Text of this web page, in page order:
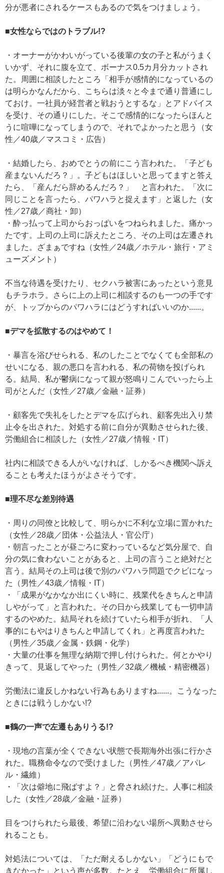
分が悪者にされるケースもあるので気をつけましょう。
■女性ならではのトラブル!?
・オーナーがかわいがっている後輩の女の子と私がうまく
いかず、それに腹を立て、ボーナス0.5カ月分カットされ
た。周囲に相談したところ「相手が感情的になっているの
は明らかなんだから、こちらは淡々と今まで通り普通にし
ておけ。一社員が経営者と戦おうとするな」とアドバイス
を受け、その通りにした。そこで感情的になったらほんと
うに喧嘩になってしまうので、それでよかったと思う（女
性／40歳／マスコミ・広告）
・結婚したら、おめでとうの前にこう言われた。「子ども
産まないんだろ？」。子どもはほしいと思ってますと答え
たら、「産んだら辞めるんだろ？」 と言われた。「次に
同じことを言ったら、パワハラと捉えます」と返した（女
性／27歳／商社・卸）
・酔っ払って上司からおっぱいをつねられました。痛かっ
たです。上司の上司に訴えたところ、その上司は左遷され
ました。ざまぁですね（女性／24歳／ホテル・旅行・アミ
ューズメント）
不当な待遇を受けたり、セクハラ被害にあったという意見
もチラホラ。さらに上の上司に相談するのも一つの手です
が、トップからのパワハラにはどうすればいいのか......。
■デマを拡散するのはやめて！
・暴言を浴びせられる、私のしたことでなくても全部私の
せいになる、親の悪口を言われる、私の荷物を投げられ
る。結局、私が鬱病になって親が怒鳴りこんでいったら上
司がとんだ（女性／27歳／金融・証券）
・顧客先で失礼をしたとデマを広げられ、顧客先出入り禁
止令を出された。対処する前に自分が異動させられた後、
労働組合に相談した（女性／27歳／情報・IT）
社内に相談できる人がいなければ、しかるべき機関へ訴え
ることも考えたほうがよさそうです。
■理不尽な差別待遇
・周りの同僚と比較して、明らかに不利な立場に置かれた
（女性／28歳／団体・公益法人・官公庁）
・朝言ったことが昼ごろに変わっているなど気分屋で、自
分の気に食わないことがあると、上司の言うこと絶対だと
言う。結局その上司は後で別のパワハラ問題でクビになっ
た（男性／43歳／情報・IT）
・「成果がなかなか出にくい時に、残業代をきちんと申請
しやがって」と言われた。その日から残業しても一切申請
するのやめた。結局それを続けていたら相手が折れ、「人
事的にもやはりきちんと申請してくれ」と再度言われた
（男性／35歳／金属・鉄鋼・化学）
・大量の仕事を無理な納期で押し付けられた。何とかやり
きって、見返してやった（男性／32歳／機械・精密機器）
労働法に違反しかねない行為もありますね......。こうなった
ときには戦うしかない!?
■鶴の一声で左遷もありうる!?
・現地の言葉が全くできない状態で長期海外出張に行かさ
れた。職務命令なので受けました（男性／47歳／アパレ
ル・繊維）
・「次は僻地に飛ばすよ？」と脅され続けた。人事に相談
した（女性／28歳／金融・証券）
目をつけられたら最後、希望に沿わない場所へ異動させら
れることも。
対処法については、「ただ耐えるしかない」「どうにもで
きなかった」という声が多数。たとえ、労働組合に所属し